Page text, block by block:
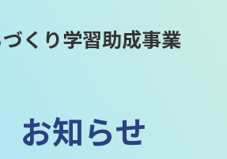
くり学習助成事業
お知らせ